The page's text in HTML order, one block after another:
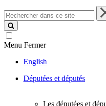
Rechercher
dans
ce
site
Menu Fermer
English
Députées et députés
Les députées et